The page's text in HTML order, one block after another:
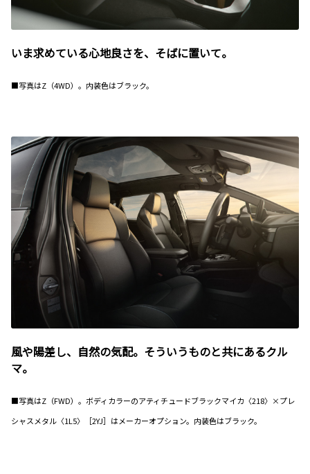
いま求めている心地良さを、そばに置いて。
■写真はZ（4WD）。内装色はブラック。
風や陽差し、自然の気配。そういうものと共にあるクル
マ。
■写真はZ（FWD）。ボディカラーのアティチュードブラックマイカ〈218〉×プレ
シャスメタル〈1L5〉［2YJ］はメーカーオプション。内装色はブラック。